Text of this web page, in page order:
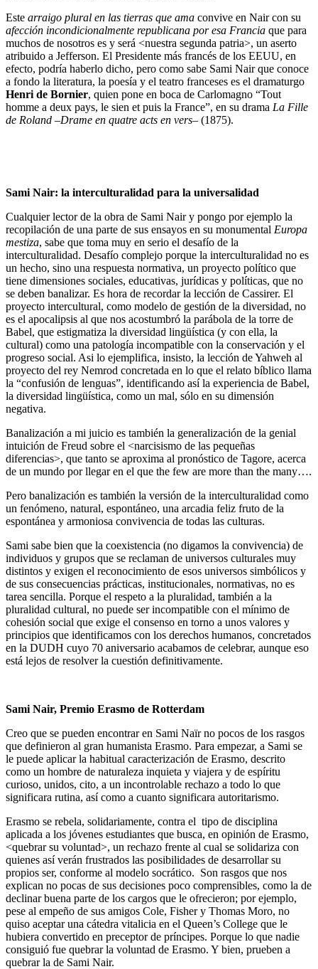
Este arraigo plural en las tierras que ama convive en Nair con su
afección incondicionalmente republicana por esa Francia que para
muchos de nosotros es y será <nuestra segunda patria>, un aserto
atribuido a Jefferson. El Presidente más francés de los EEUU, en
efecto, podría haberlo dicho, pero como sabe Sami Nair que conoce
a fondo la literatura, la poesía y el teatro franceses es el dramaturgo
Henri de Bornier, quien pone en boca de Carlomagno “Tout
homme a deux pays, le sien et puis la France”, en su drama La Fille
de Roland –Drame en quatre acts en vers– (1875).
Sami Nair: la interculturalidad para la universalidad
Cualquier lector de la obra de Sami Nair y pongo por ejemplo la
recopilación de una parte de sus ensayos en su monumental Europa
mestiza, sabe que toma muy en serio el desafío de la
interculturalidad. Desafío complejo porque la interculturalidad no es
un hecho, sino una respuesta normativa, un proyecto político que
tiene dimensiones sociales, educativas, jurídicas y políticas, que no
se deben banalizar. Es hora de recordar la lección de Cassirer. El
proyecto intercultural, como modelo de gestión de la diversidad, no
es el apocalipsis al que nos acostumbró la parábola de la torre de
Babel, que estigmatiza la diversidad lingüística (y con ella, la
cultural) como una patología incompatible con la conservación y el
progreso social. Asi lo ejemplifica, insisto, la lección de Yahweh al
proyecto del rey Nemrod concretada en lo que el relato bíblico llama
la “confusión de lenguas”, identificando así la experiencia de Babel,
la diversidad lingüística, como un mal, sólo en su dimensión
negativa.
Banalización a mi juicio es también la generalización de la genial
intuición de Freud sobre el <narcisismo de las pequeñas
diferencias>, que tanto se aproxima al pronóstico de Tagore, acerca
de un mundo por llegar en el que the few are more than the many….
Pero banalización es también la versión de la interculturalidad como
un fenómeno, natural, espontáneo, una arcadia feliz fruto de la
espontánea y armoniosa convivencia de todas las culturas.
Sami sabe bien que la coexistencia (no digamos la convivencia) de
individuos y grupos que se reclaman de universos culturales muy
distintos y exigen el reconocimiento de esos universos simbólicos y
de sus consecuencias prácticas, institucionales, normativas, no es
tarea sencilla. Porque el respeto a la pluralidad, también a la
pluralidad cultural, no puede ser incompatible con el mínimo de
cohesión social que exige el consenso en torno a unos valores y
principios que identificamos con los derechos humanos, concretados
en la DUDH cuyo 70 aniversario acabamos de celebrar, aunque eso
está lejos de resolver la cuestión definitivamente.
Sami Nair, Premio Erasmo de Rotterdam
Creo que se pueden encontrar en Sami Naïr no pocos de los rasgos
que definieron al gran humanista Erasmo. Para empezar, a Sami se
le puede aplicar la habitual caracterización de Erasmo, descrito
como un hombre de naturaleza inquieta y viajera y de espíritu
curioso, unidos, cito, a un incontrolable rechazo a todo lo que
significara rutina, así como a cuanto significara autoritarismo.
Erasmo se rebela, solidariamente, contra el tipo de disciplina
aplicada a los jóvenes estudiantes que busca, en opinión de Erasmo,
<quebrar su voluntad>, un rechazo frente al cual se solidariza con
quienes así verán frustrados las posibilidades de desarrollar su
propios ser, conforme al modelo socrático. Son rasgos que nos
explican no pocas de sus decisiones poco comprensibles, como la de
declinar buena parte de los cargos que le ofrecieron; por ejemplo,
pese al empeño de sus amigos Cole, Fisher y Thomas Moro, no
quiso aceptar una cátedra vitalicia en el Queen’s College que le
hubiera convertido en preceptor de príncipes. Porque lo que nadie
consiguió fue quebrar la voluntad de Erasmo. Y bien, prueben a
quebrar la de Sami Nair.